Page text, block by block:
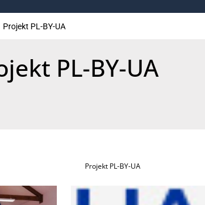
Projekt PL-BY-UA
PL-BY-UA
Projekt PL-BY-UA